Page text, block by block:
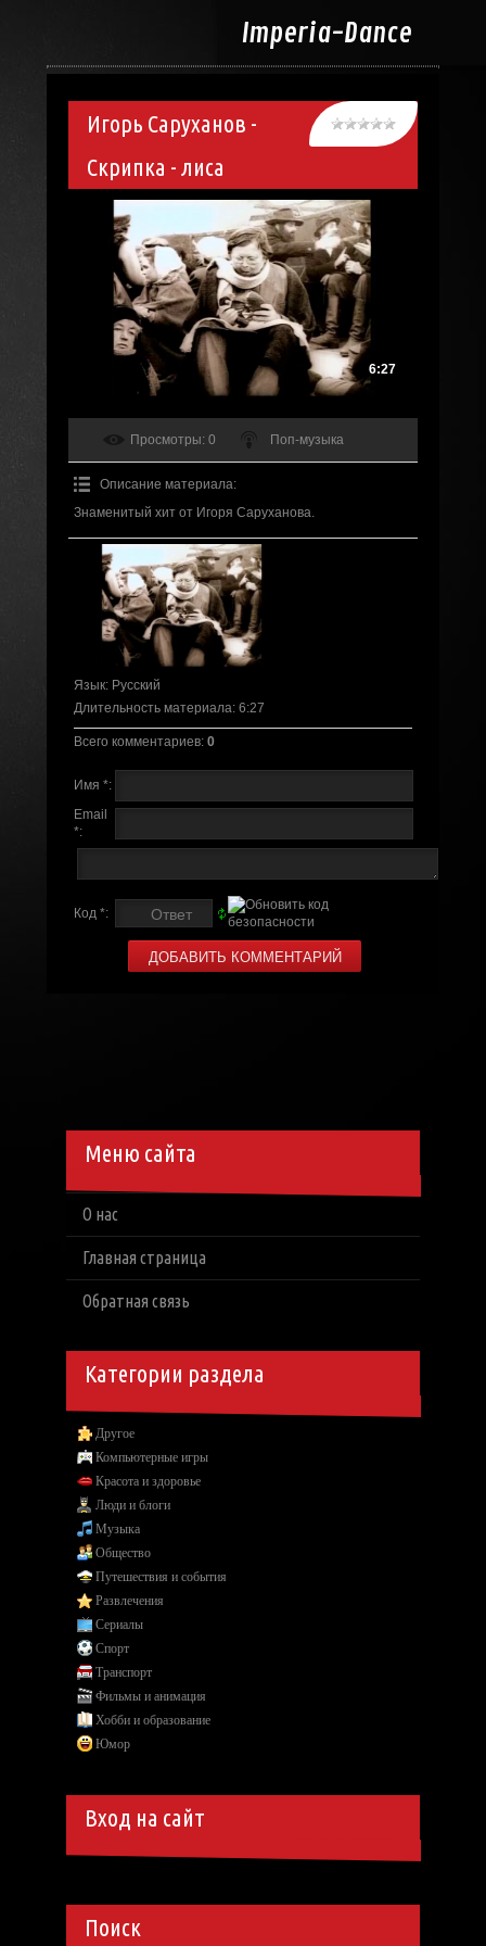
Imperia-Dance
Игорь Саруханов -
Скрипка - лиса
6:27
Просмотры: 0 Поп-музыка
Описание материала:
Знаменитый хит от Игоря Саруханова.
Язык: Русский
Длительность материала: 6:27
Всего комментариев: 0
Имя *:
Email
*:
Код *:
Меню сайта
О нас
Главная страница
Обратная связь
Категории раздела
Другое
Компьютерные игры
Красота и здоровье
Люди и блоги
Музыка
Общество
Путешествия и события
Развлечения
Сериалы
Спорт
Транспорт
Фильмы и анимация
Хобби и образование
Юмор
Вход на сайт
Поиск